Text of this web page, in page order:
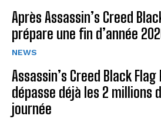
Après Assassin’s Creed
prépare une fin d’année
NEWS
Assassin’s Creed Black Flag
dépasse déjà les 2 millions
journée